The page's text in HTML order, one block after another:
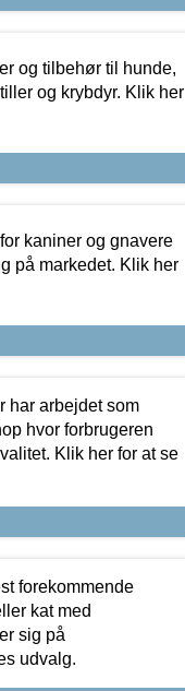
og tilbehør til hunde,
og krybdyr. Klik her
kaniner og gnavere
på markedet. Klik her
har arbejdet som
hvor forbrugeren
Klik her for at se
forekommende
kat med
sig på
udvalg.